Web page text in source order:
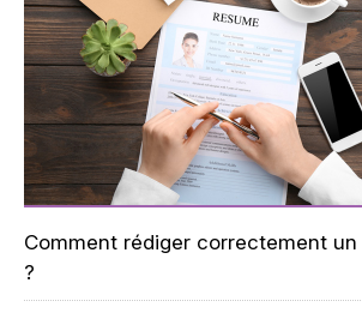
Comment rédiger correctement un
?